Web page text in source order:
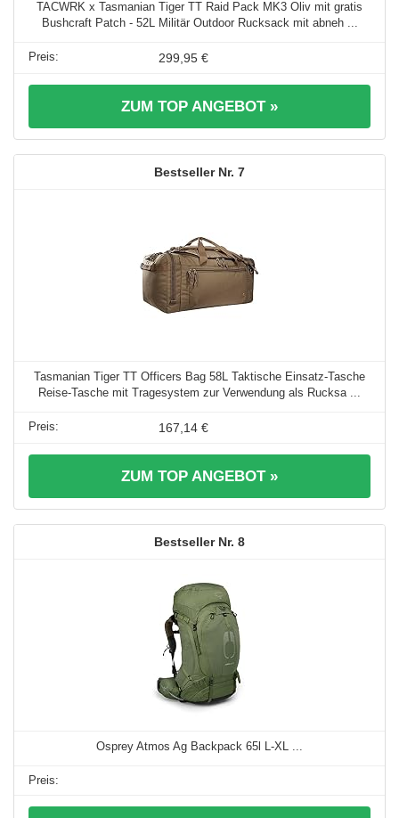
TACWRK x Tasmanian Tiger TT Raid Pack MK3 Oliv mit gratis
Bushcraft Patch - 52L Militär Outdoor Rucksack mit abneh ...
299,95 €
ZUM TOP ANGEBOT »
7
Tasmanian Tiger TT Officers Bag 58L Taktische Einsatz-Tasche
Reise-Tasche mit Tragesystem zur Verwendung als Rucksa ...
167,14 €
ZUM TOP ANGEBOT »
8
Osprey Atmos Ag Backpack 65l L-XL ...